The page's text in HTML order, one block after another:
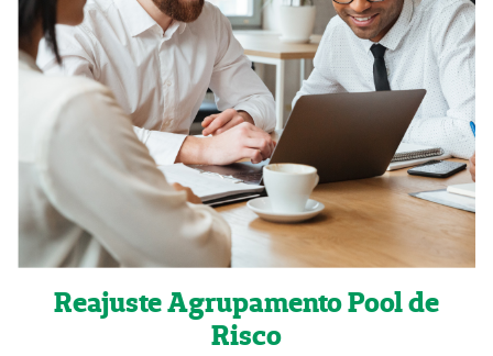
Reajuste Agrupamento Pool de
Risco